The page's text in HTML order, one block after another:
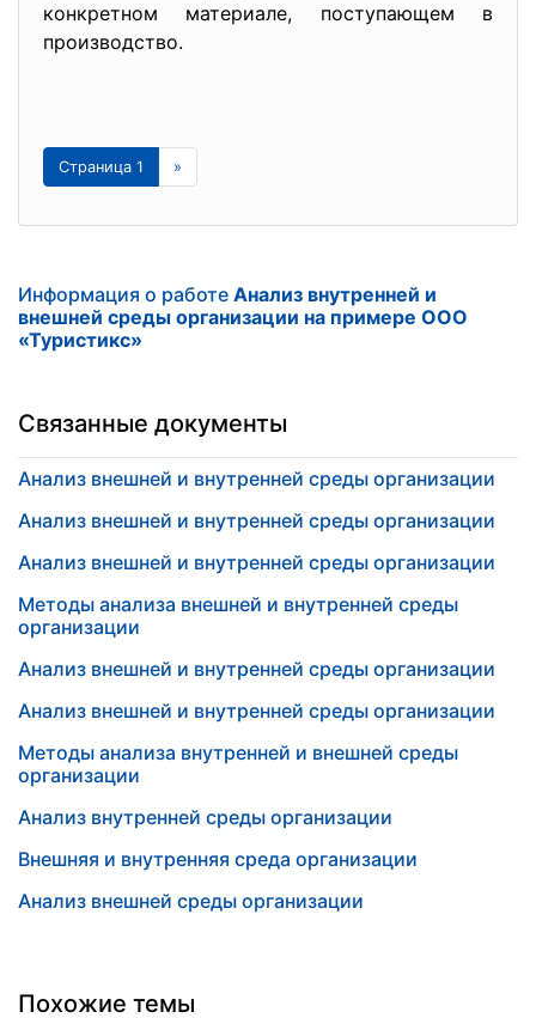
конкретном материале, поступающем в
производство.
Страница 1 »
Информация о работе Анализ внутренней и
внешней среды организации на примере ООО
«Туристикс»
Связанные документы
Анализ внешней и внутренней среды организации
Анализ внешней и внутренней среды организации
Анализ внешней и внутренней среды организации
Методы анализа внешней и внутренней среды
организации
Анализ внешней и внутренней среды организации
Анализ внешней и внутренней среды организации
Методы анализа внутренней и внешней среды
организации
Анализ внутренней среды организации
Внешняя и внутренняя среда организации
Анализ внешней среды организации
Похожие темы